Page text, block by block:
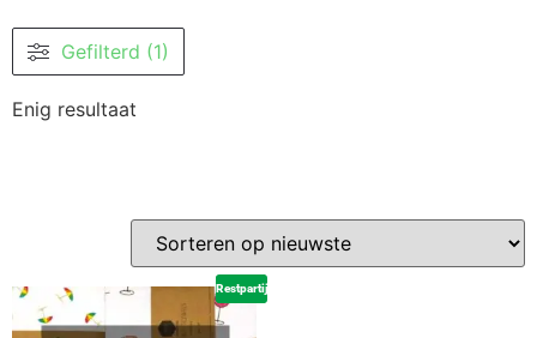
Gefilterd (1)
Enig resultaat
Restpartij